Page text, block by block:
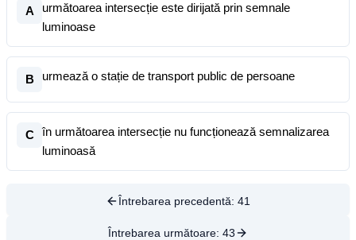
A
următoarea intersecție este dirijată prin semnale
luminoase
B urmează o stație de transport public de persoane
C
în următoarea intersecție nu funcționează semnalizarea
luminoasă
Întrebarea precedentă: 41
Întrebarea următoare: 43